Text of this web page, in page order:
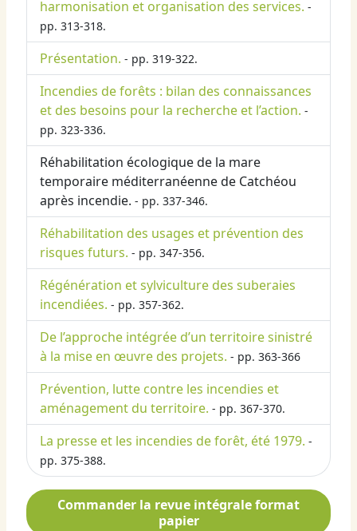
harmonisation et organisation des services. -
pp. 313-318.
Présentation. - pp. 319-322.
Incendies de forêts : bilan des connaissances
et des besoins pour la recherche et l’action. -
pp. 323-336.
Réhabilitation écologique de la mare
temporaire méditerranéenne de Catchéou
après incendie. - pp. 337-346.
Réhabilitation des usages et prévention des
risques futurs. - pp. 347-356.
Régénération et sylviculture des suberaies
incendiées. - pp. 357-362.
De l’approche intégrée d’un territoire sinistré
à la mise en œuvre des projets. - pp. 363-366
Prévention, lutte contre les incendies et
aménagement du territoire. - pp. 367-370.
La presse et les incendies de forêt, été 1979. -
pp. 375-388.
Commander la revue intégrale format
papier